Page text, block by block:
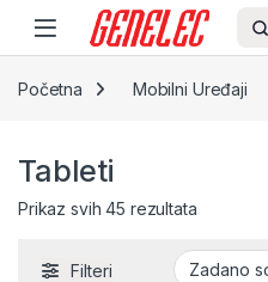
Skip to navigation
Skip to content
Početna Mobilni Uređaji
Tableti
Prikaz svih 45 rezultata
Filteri